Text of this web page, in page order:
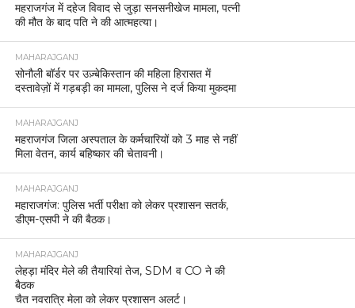
महराजगंज में दहेज विवाद से जुड़ा सनसनीखेज मामला, पत्नी
की मौत के बाद पति ने की आत्महत्या।
MAHARAJGANJ
सोनौली बॉर्डर पर उज़्बेकिस्तान की महिला हिरासत में
दस्तावेज़ों में गड़बड़ी का मामला, पुलिस ने दर्ज किया मुकदमा
MAHARAJGANJ
महराजगंज जिला अस्पताल के कर्मचारियों को 3 माह से नहीं
मिला वेतन, कार्य बहिष्कार की चेतावनी।
MAHARAJGANJ
महाराजगंज: पुलिस भर्ती परीक्षा को लेकर प्रशासन सतर्क,
डीएम-एसपी ने की बैठक।
MAHARAJGANJ
लेहड़ा मंदिर मेले की तैयारियां तेज, SDM व CO ने की
बैठक
चैत नवरात्रि मेला को लेकर प्रशासन अलर्ट।